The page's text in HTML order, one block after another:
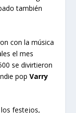
también
con la música
el mes
se divirtieron
popVarry
festejos,